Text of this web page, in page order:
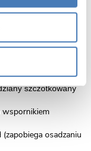
szczotkowany
wspornikiem
(zapobiega osadzaniu